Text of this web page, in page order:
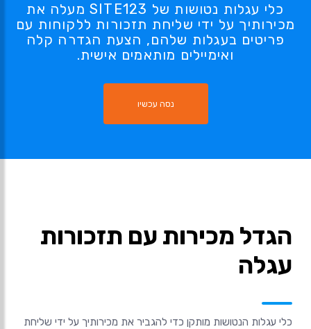
כלי עגלות נטושות של SITE123 מעלה את
מכירותיך על ידי שליחת תזכורות ללקוחות עם
פריטים בעגלות שלהם, הצעת הגדרה קלה
ואימיילים מותאמים אישית.
נסה עכשיו
הגדל מכירות עם תזכורות
עגלה
כלי עגלות הנטושות מותקן כדי להגביר את מכירותיך על ידי שליחת